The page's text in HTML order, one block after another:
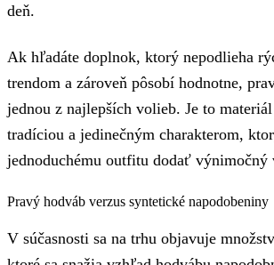
deň.
Ak hľadáte doplnok, ktorý nepodlieha
trendom a zároveň pôsobí hodnotne,
jednou z najlepších volieb. Je to
tradíciou a jedinečným charakterom,
jednoduchému outfitu dodať výnimočný
Pravý hodváb verzus syntetické napodobeniny
V súčasnosti sa na trhu objavuje